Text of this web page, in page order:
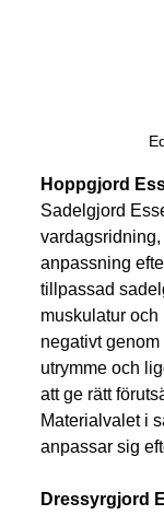
Hoppgjord
Sadelgjord
anpassning
tillpassad
muskulatur
negativt
utrymme och
att ge rätt
Materialvalet i
anpassar sig
Dressyrgjord